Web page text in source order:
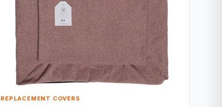
REPLACEMENT COVERS